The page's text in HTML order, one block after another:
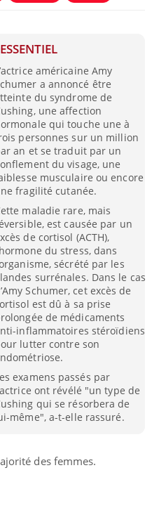
américaine Amy
a annoncé être
du syndrome de
une affection
qui touche une à
personnes sur un million
an et se traduit par un
du visage, une
musculaire ou encore
fragilité cutanée.
maladie rare, mais
est causée par un
de cortisol (ACTH),
du stress, dans
sécrété par les
surrénales. Dans le cas
Schumer, cet excès de
est dû à sa prise
de médicaments
inflammatoires stéroïdiens
lutter contre son
examens passés par
ont révélé "un type de
qui se résorbera de
même", a-t-elle rassuré.
des femmes.